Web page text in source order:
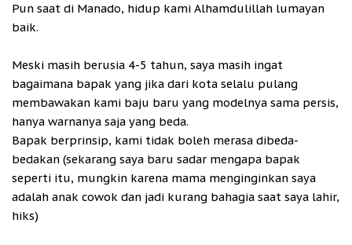
Pun saat di Manado, hidup kami Alhamdulillah lumayan
baik.
Meski masih berusia 4-5 tahun, saya masih ingat
bagaimana bapak yang jika dari kota selalu pulang
membawakan kami baju baru yang modelnya sama persis,
hanya warnanya saja yang beda.
Bapak berprinsip, kami tidak boleh merasa dibeda-
bedakan (sekarang saya baru sadar mengapa bapak
seperti itu, mungkin karena mama menginginkan saya
adalah anak cowok dan jadi kurang bahagia saat saya lahir,
hiks)